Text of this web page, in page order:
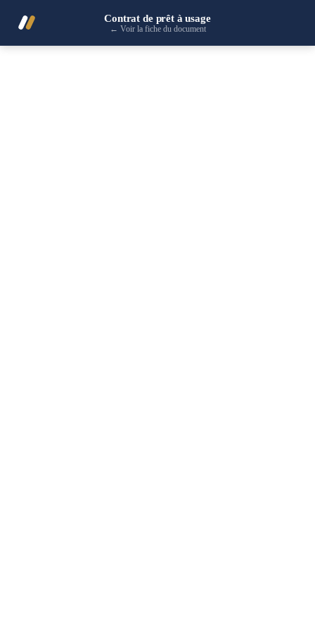
Contrat de prêt à usage
← Voir la fiche du document